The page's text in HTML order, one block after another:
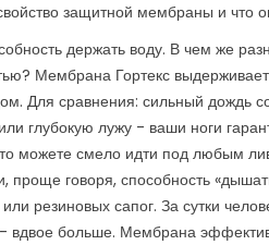
защитной мембраны и что
держать воду. В чем же
Мембрана Гортекс
Для сравнения: сильный дождь
глубокую лужу - ваши ноги
можете смело идти под любым
проще говоря, способность
или резиновых сапог. За сутки
вдвое больше. Мембрана